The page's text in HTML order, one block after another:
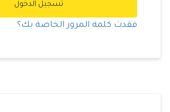
تسجيل الدخول
فقدت كلمة المرور الخاصة بك؟